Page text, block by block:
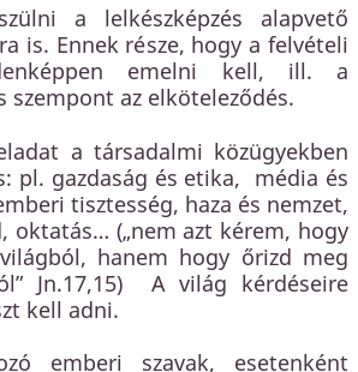
a lelkészképzés alapvető
is. Ennek része, hogy a felvételi
emelni kell, ill. a
az elköteleződés.
a társadalmi közügyekben
pl. gazdaság és etika, média és
tisztesség, haza és nemzet,
oktatás… („nem azt kérem, hogy
hanem hogy őrizd meg
Jn.17,15) A világ kérdéseire
kell adni.
emberi szavak, esetenként